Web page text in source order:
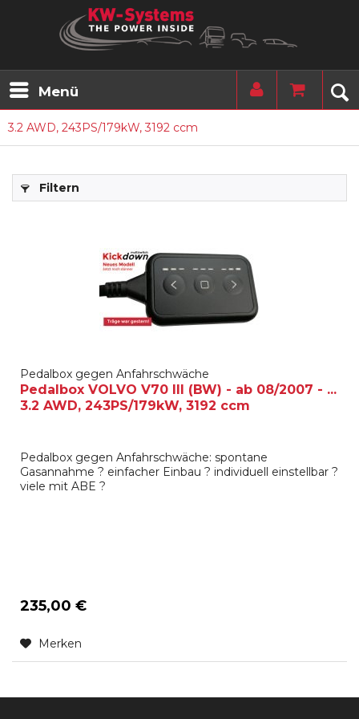
Menü
3.2 AWD, 243PS/179kW, 3192 ccm
Filtern
Pedalbox gegen Anfahrschwäche
Pedalbox VOLVO V70 III (BW) - ab 08/2007 - ...
3.2 AWD, 243PS/179kW, 3192 ccm
Pedalbox gegen Anfahrschwäche: spontane
Gasannahme ? einfacher Einbau ? individuell einstellbar ?
viele mit ABE ?
235,00 €
Merken